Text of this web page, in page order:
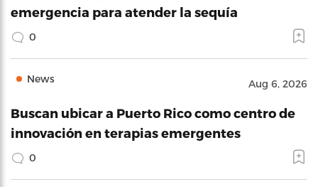
emergencia para atender la sequía
0
News Aug 6, 2026
Buscan ubicar a Puerto Rico como centro de
innovación en terapias emergentes
0